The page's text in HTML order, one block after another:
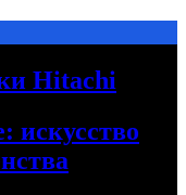
Hitachi
искусство